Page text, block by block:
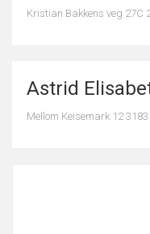
Kristian Bakkens veg 27C
Astrid
Mellom Keisemark 12 3183